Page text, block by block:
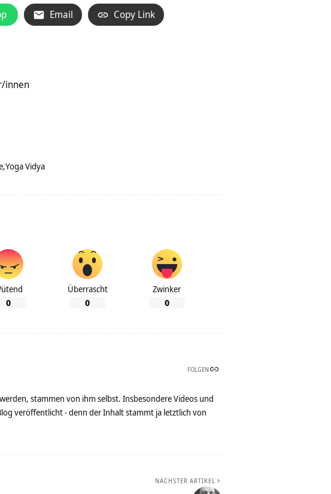
Email Copy Link
innen
Yoga Vidya
0
Überrascht
0
Zwinker
0
FOLGEN
stammen von ihm selbst. Insbesondere Videos und
veröffentlicht - denn der Inhalt stammt ja letztlich von
NÄCHSTER ARTIKEL